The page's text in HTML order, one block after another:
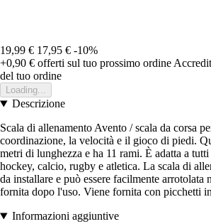
19,99 € 17,95 € -10%
+0,90 € offerti sul tuo prossimo ordine
del tuo ordine
Loading...
Descrizione
Scala di allenamento Avento / scala da corsa
coordinazione, la velocità e il gioco di piedi.
metri di lunghezza e ha 11 rami. È adatta a
hockey, calcio, rugby e atletica. La scala di
da installare e può essere facilmente arrotolata
fornita dopo l'uso. Viene fornita con picchetti
Informazioni aggiuntive